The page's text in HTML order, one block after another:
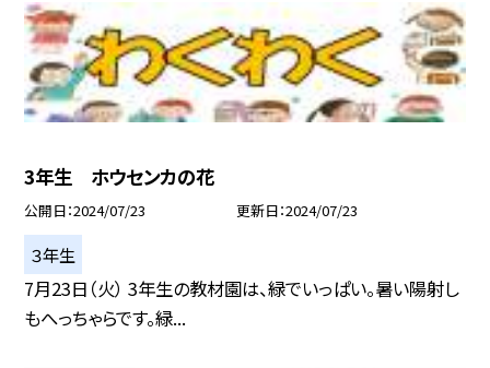
3年生 ホウセンカの花
公開日 2024/07/23 更新日 2024/07/23
３年生
7月23日（火） 3年生の教材園は、緑でいっぱい。暑い陽射し
もへっちゃらです。緑...